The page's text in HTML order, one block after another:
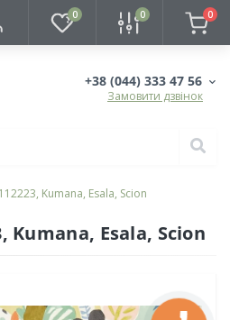
0 0 0
+38 (044) 333 47 56
Замовити дзвінок
Kumana, Esala, Scion
Esala, Scion